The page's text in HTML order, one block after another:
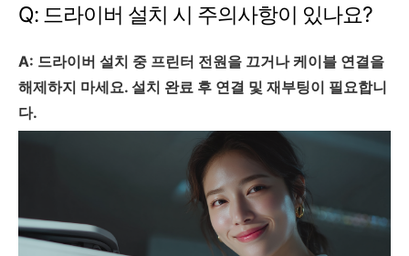
Q: 드라이버 설치 시 주의사항이 있나요?
A: 드라이버 설치 중 프린터 전원을 끄거나 케이블 연결을
해제하지 마세요. 설치 완료 후 연결 및 재부팅이 필요합니
다.